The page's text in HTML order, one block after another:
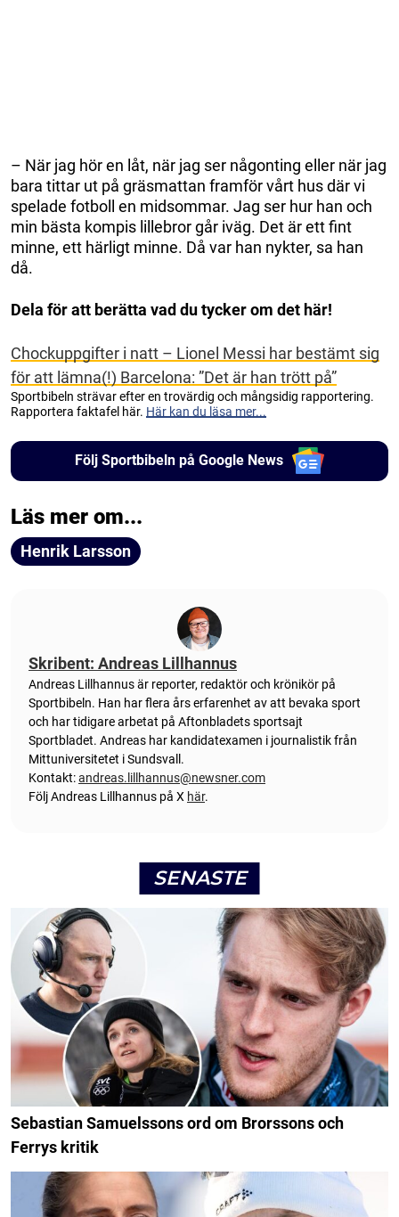
– När jag hör en låt, när jag ser någonting eller när jag
bara tittar ut på gräsmattan framför vårt hus där vi
spelade fotboll en midsommar. Jag ser hur han och
min bästa kompis lillebror går iväg. Det är ett fint
minne, ett härligt minne. Då var han nykter, sa han
då.
Dela för att berätta vad du tycker om det här!
Chockuppgifter i natt – Lionel Messi har bestämt sig
för att lämna(!) Barcelona: ”Det är han trött på”
Sportbibeln strävar efter en trovärdig och mångsidig rapportering.
Rapportera faktafel här. Här kan du läsa mer...
Följ Sportbibeln på Google News
Läs mer om...
Henrik Larsson
Skribent: Andreas Lillhannus
Andreas Lillhannus är reporter, redaktör och krönikör på
Sportbibeln. Han har flera års erfarenhet av att bevaka sport
och har tidigare arbetat på Aftonbladets sportsajt
Sportbladet. Andreas har kandidatexamen i journalistik från
Mittuniversitetet i Sundsvall.
Kontakt:andreas.lillhannus@newsner.com
Följ Andreas Lillhannus på X här.
SENASTE
Sebastian Samuelssons ord om Brorssons och
Ferrys kritik